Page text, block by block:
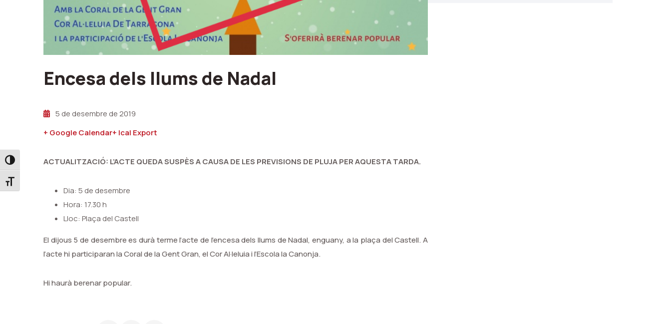
Toggle High Contrast
Toggle Font size
Encesa dels llums de Nadal
5 de desembre de 2019
+ Google Calendar+ Ical Export
ACTUALITZACIÓ: L’ACTE QUEDA SUSPÈS A CAUSA DE LES PREVISIONS DE PLUJA PER AQUESTA TARDA.
Dia: 5 de desembre
Hora: 17.30 h
Lloc: Plaça del Castell
El dijous 5 de desembre es durà terme l’acte de l’encesa dels llums de Nadal, enguany, a la plaça del Castell. A
l’acte hi participaran la Coral de la Gent Gran, el Cor Al·leluia i l’Escola la Canonja.
Hi haurà berenar popular.